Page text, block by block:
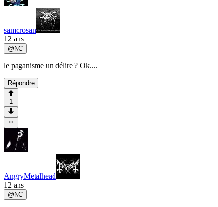
samcrosan
12 ans
@ NC
le paganisme un délire ? Ok....
Répondre
1
AngryMetalhead
12 ans
@ NC